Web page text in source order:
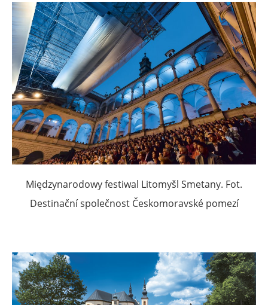
Międzynarodowy festiwal Litomyšl Smetany. Fot.
Destinační společnost Českomoravské pomezí